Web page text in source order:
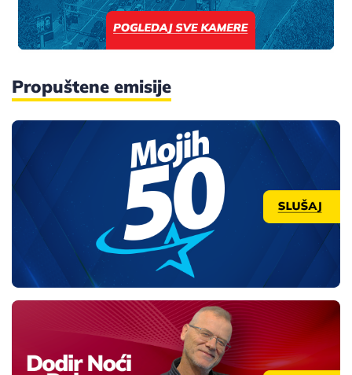
Propuštene emisije